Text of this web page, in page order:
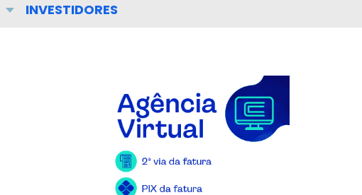
INVESTIDORES